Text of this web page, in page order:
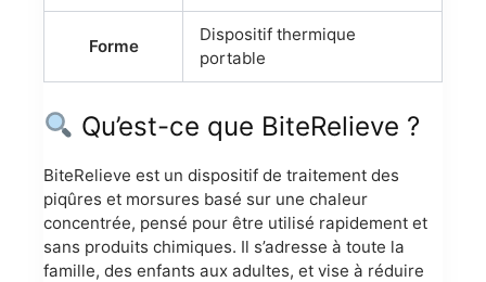
Forme
Dispositif thermique
portable
Qu’est-ce que BiteRelieve ?
BiteRelieve est un dispositif de traitement des
piqûres et morsures basé sur une chaleur
concentrée, pensé pour être utilisé rapidement et
sans produits chimiques. Il s’adresse à toute la
famille, des enfants aux adultes, et vise à réduire